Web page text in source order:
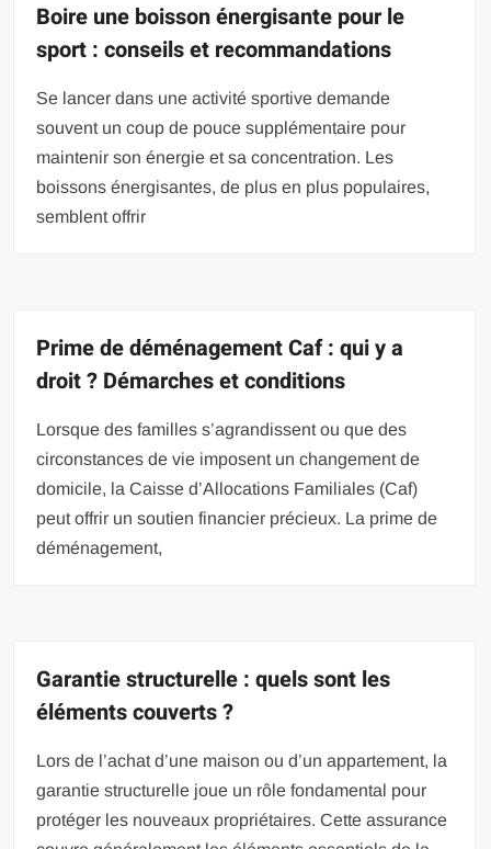
Boire une boisson énergisante pour le
sport : conseils et recommandations
Se lancer dans une activité sportive demande
souvent un coup de pouce supplémentaire pour
maintenir son énergie et sa concentration. Les
boissons énergisantes, de plus en plus populaires,
semblent offrir
Prime de déménagement Caf : qui y a
droit ? Démarches et conditions
Lorsque des familles s’agrandissent ou que des
circonstances de vie imposent un changement de
domicile, la Caisse d’Allocations Familiales (Caf)
peut offrir un soutien financier précieux. La prime de
déménagement,
Garantie structurelle : quels sont les
éléments couverts ?
Lors de l’achat d’une maison ou d’un appartement, la
garantie structurelle joue un rôle fondamental pour
protéger les nouveaux propriétaires. Cette assurance